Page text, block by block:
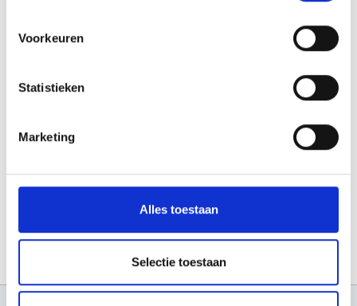
Voorkeuren
Statistieken
Marketing
Alles toestaan
Selectie toestaan
Respijtzorg
Consulent mantelzorg